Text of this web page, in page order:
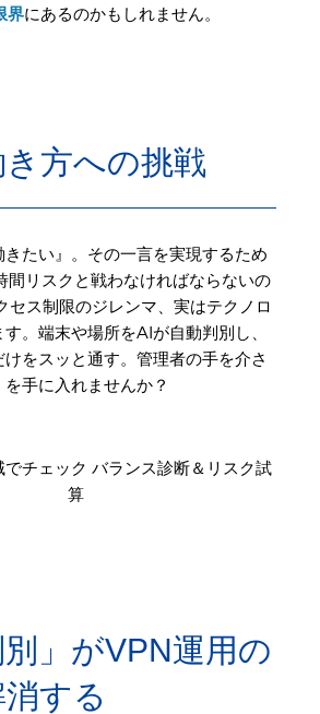
界にあるのかもしれません。
方への挑戦
きたい』。その一言を実現するため
間リスクと戦わなければならないの
セス制限のジレンマ、実はテクノロ
。端末や場所をAIが自動判別し、
をスッと通す。管理者の手を介さ
手に入れませんか？
別」がVPN運用の
する